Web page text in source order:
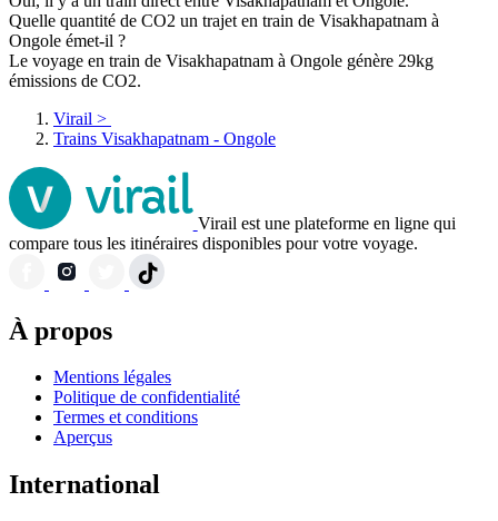
Quelle quantité de CO2 un trajet en train de Visakhapatnam à
Ongole émet-il ?
Le voyage en train de Visakhapatnam à Ongole génère 29kg
émissions de CO2.
Virail >
Trains Visakhapatnam - Ongole
Virail est une plateforme en ligne qui
compare tous les itinéraires disponibles pour votre voyage.
À propos
Mentions légales
Politique de confidentialité
Termes et conditions
Aperçus
International